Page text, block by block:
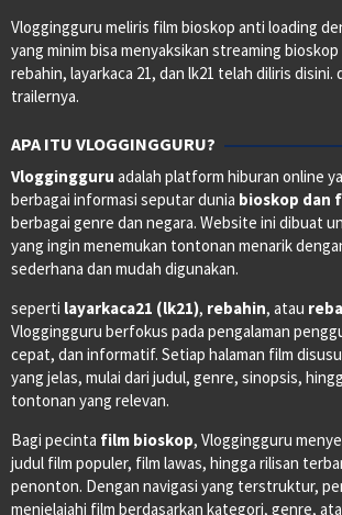
Vloggingguru meliris film bioskop anti loading
yang minim bisa menyaksikan streaming
rebahin, layarkaca 21, dan lk21 telah diliris disini.
trailernya.
APA ITU VLOGGINGGURU?
Vloggingguru adalah platform hiburan online
berbagai informasi seputar dunia bioskop dan
berbagai genre dan negara. Website ini dibuat
yang ingin menemukan tontonan menarik
sederhana dan mudah digunakan.
seperti layarkaca21 (lk21), rebahin, atau
Vloggingguru berfokus pada pengalaman
cepat, dan informatif. Setiap halaman film
yang jelas, mulai dari judul, genre, sinopsis,
tontonan yang relevan.
Bagi pecinta film bioskop, Vloggingguru
judul film populer, film lawas, hingga rilisan
penonton. Dengan navigasi yang terstruktur,
menjelajahi film berdasarkan kategori, genre,